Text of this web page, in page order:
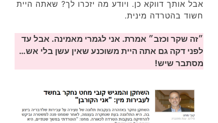
אבל אותך דווקא כן. ויודע מה יזכרו לך? שאתה היית
חשוד בהטרדה מינית.
״זה שקר וכזב״ אמרת. אני לגמרי מאמינה. אבל עד
לפני דקה גם אתה היית משוכנע שאין עשן בלי אש…
מסתבר שיש!